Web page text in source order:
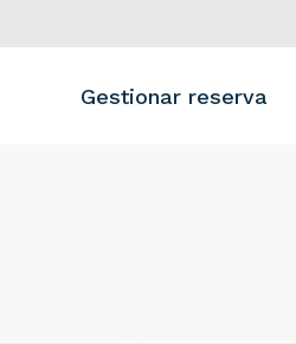
Gestionar reserva